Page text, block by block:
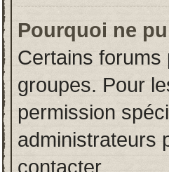
Pourquoi ne
Certains
groupes. Pour
permission
administrateurs
contacter.